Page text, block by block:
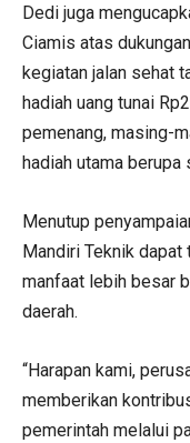
Dedi juga
Ciamis atas
kegiatan jalan sehat
hadiah uang tunai
pemenang, masing-
hadiah utama
Menutup
Mandiri Teknik
manfaat lebih besar
daerah.
“Harapan kami,
memberikan
pemerintah melalui